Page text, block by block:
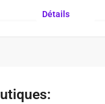
Détails